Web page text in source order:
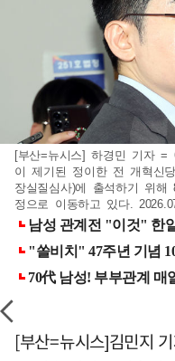
[부산=뉴시스] 하경민 기자
이 제기된 정이한 전 개혁신
장실질심사)에 출석하기 위
정으로 이동하고 있다.
[부산=뉴시스]김민지